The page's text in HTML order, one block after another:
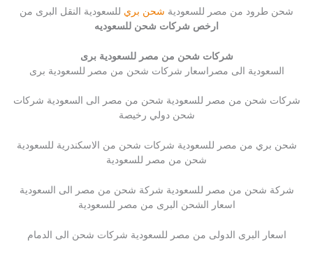
شحن طرود من مصر للسعودية شحن بري للسعودية النقل البرى من
ارخص شركات شحن للسعوديه
شركات شحن من مصر للسعودية برى
السعودية الى مصراسعار شركات شحن من مصر للسعودية برى
شركات شحن من مصر للسعودية شحن من مصر الى السعودية شركات
شحن دولي رخيصة
شحن بري من مصر للسعودية شركات شحن من الاسكندرية للسعودية
شحن من مصر للسعودية
شركة شحن من مصر للسعودية شركة شحن من مصر الى السعودية
اسعار الشحن البرى من مصر للسعودية
اسعار البرى الدولى من مصر للسعودية شركات شحن الى الدمام